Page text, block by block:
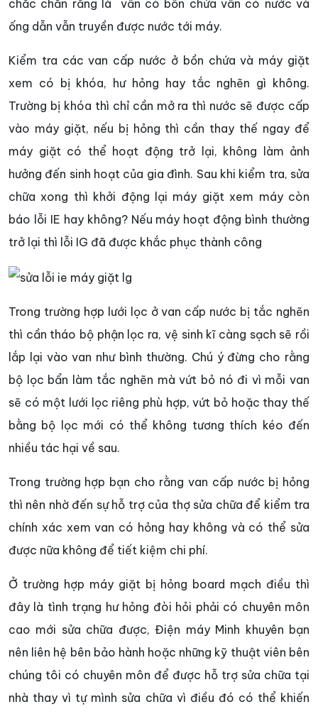
chắc chắn rằng là vẫn có bồn chứa vẫn có nước và
ống dẫn vẫn truyền được nước tới máy.
Kiểm tra các van cấp nước ở bồn chứa và máy giặt
xem có bị khóa, hư hỏng hay tắc nghẽn gì không.
Trường bị khóa thì chỉ cần mở ra thì nước sẽ được cấp
vào máy giặt, nếu bị hỏng thì cần thay thế ngay để
máy giặt có thể hoạt động trở lại, không làm ảnh
hưởng đến sinh hoạt của gia đình. Sau khi kiểm tra, sửa
chữa xong thì khởi động lại máy giặt xem máy còn
báo lỗi IE hay không? Nếu máy hoạt động bình thường
trở lại thì lỗi IG đã được khắc phục thành công
Trong trường hợp lưới lọc ở van cấp nước bị tắc nghẽn
thì cần tháo bộ phận lọc ra, vệ sinh kĩ càng sạch sẽ rồi
lắp lại vào van như bình thường. Chú ý đừng cho rằng
bộ lọc bẩn làm tắc nghẽn mà vứt bỏ nó đi vì mỗi van
sẽ có một lưới lọc riêng phù hợp, vứt bỏ hoặc thay thế
bằng bộ lọc mới có thể không tương thích kéo đến
nhiều tác hại về sau.
Trong trường hợp bạn cho rằng van cấp nước bị hỏng
thì nên nhờ đến sự hỗ trợ của thợ sửa chữa để kiểm tra
chính xác xem van có hỏng hay không và có thể sửa
được nữa không để tiết kiệm chi phí.
Ở trường hợp máy giặt bị hỏng board mạch điều thì
đây là tình trạng hư hỏng đòi hỏi phải có chuyên môn
cao mới sửa chữa được, Điện máy Minh khuyên bạn
nên liên hệ bên bảo hành hoặc những kỹ thuật viên bên
chúng tôi có chuyên môn để được hỗ trợ sửa chữa tại
nhà thay vì tự mình sửa chữa vì điều đó có thể khiến